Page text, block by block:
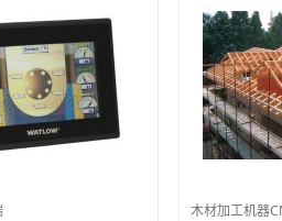
木材加工机器